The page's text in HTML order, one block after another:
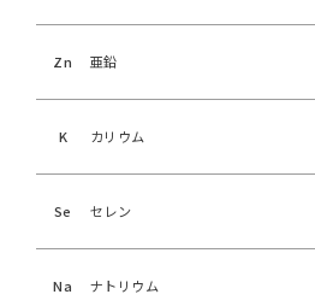
Zn 亜鉛
K カリウム
Se セレン
Na ナトリウム